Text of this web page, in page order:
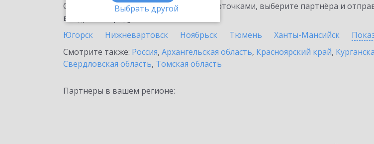
Выбрать другой
Ознакомьтесь с информационными карточками, выберите партнёра и
внедрение продукта.
Югорск
Нижневартовск Ноябрьск Тюмень Ханты-Мансийск
Смотрите также: Россия, Архангельская область, Красноярский край,
Свердловская область, Томская область
Партнеры в вашем регионе: